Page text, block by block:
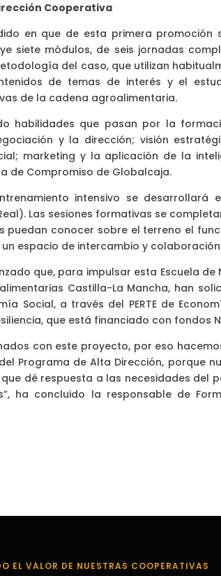
Cooperativa
en que de esta primera
siete módulos, de seis jornadas
del caso, que utilizan
de temas de interés y el
de la cadena agroalimentaria.
habilidades que pasan por la
y la dirección; visión
marketing y la aplicación de la
de Compromiso de Globalcaja.
intensivo se
Las sesiones formativas se
puedan conocer sobre el terreno el
espacio de intercambio y
que, para impulsar esta Escuela
Castilla-La Mancha, han
Social, a través del PERTE de
que está financiado con fondos
con este proyecto, por eso
Programa de Alta Dirección, porque
dé respuesta a las necesidades del
ha concluido la responsable de
EL VALOR DE NUESTRAS COOPERATIVAS